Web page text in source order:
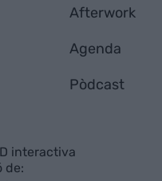
Afterwork
Agenda
Pòdcast
interactiva
de: